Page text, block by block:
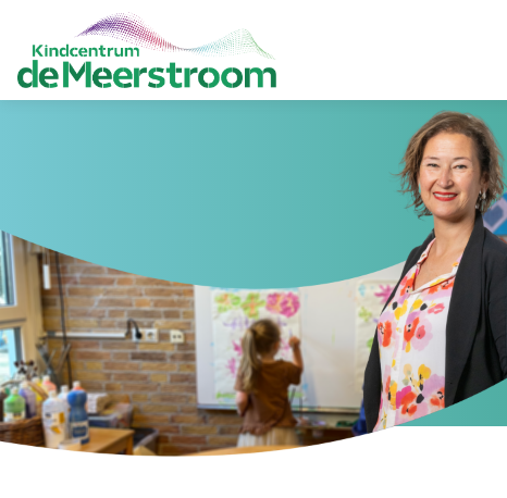
AANMELDEN
PRAKTISCH
OUDERS
CONTACT